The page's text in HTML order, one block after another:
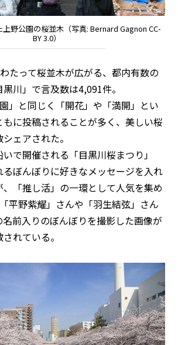
野公園の桜並木（写真: Bernard Gagnon CC-
BY 3.0）
たって桜並木が広がる、都内有数の
川」で言及数は4,091件。
」と同じく「開花」や「満開」とい
もに投稿されることが多く、美しい桜
ェアされた。
で開催される「目黒川桜まつり」
ぼんぼりに好きなメッセージを入れ
「推し活」の一環として人気を集め
平野紫耀」さんや「羽生結弦」さん
前入りのぼんぼりを撮影した画像が
れている。